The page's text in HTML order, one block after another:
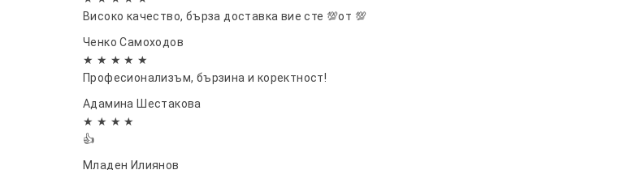
Високо качество, бърза доставка вие сте 💯от 💯
Ченко Самоходов
★ ★ ★ ★ ★
Професионализъм, бързина и коректност!
Адамина Шестакова
★ ★ ★ ★
👍
Младен Илиянов